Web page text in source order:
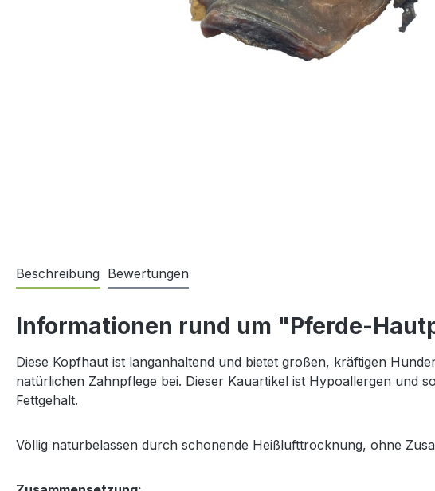
Beschreibung Bewertungen
Informationen rund um "Pferde-
Diese Kopfhaut ist langanhaltend und bietet großen, kräftigen
natürlichen Zahnpflege bei. Dieser Kauartikel ist Hypoallergen und
Fettgehalt.
Völlig naturbelassen durch schonende Heißlufttrocknung, ohne